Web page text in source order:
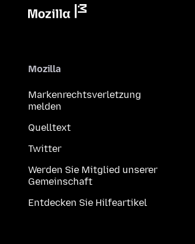
Mozilla
Markenrechtsverletzung
melden
Quelltext
Twitter
Werden Sie Mitglied unserer
Gemeinschaft
Entdecken Sie Hilfeartikel